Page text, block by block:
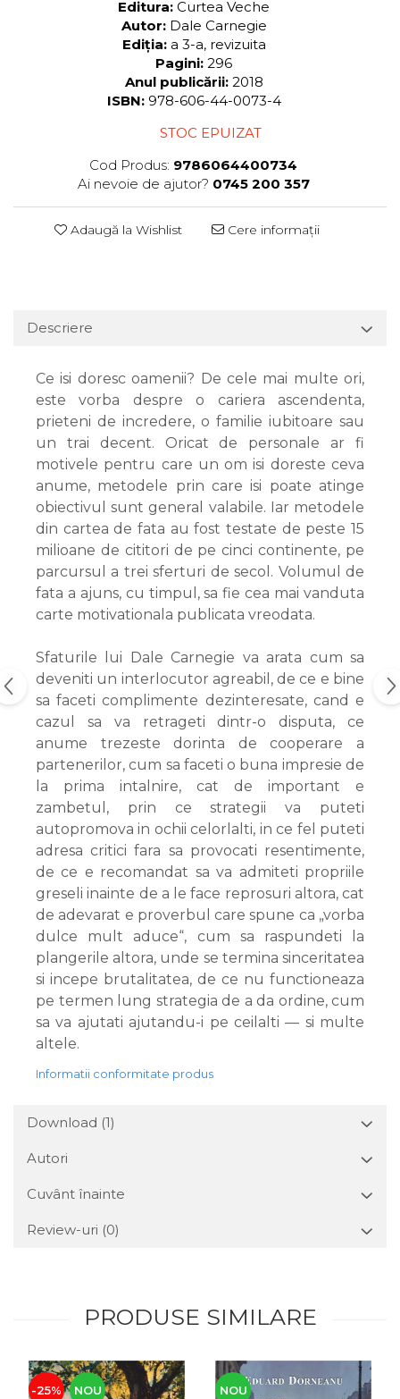
Editura: Curtea Veche
Autor: Dale Carnegie
Ediția: a 3-a, revizuita
Pagini: 296
Anul publicării: 2018
ISBN: 978-606-44-0073-4
STOC EPUIZAT
Cod Produs: 9786064400734
Ai nevoie de ajutor? 0745 200 357
Adaugă la Wishlist Cere informații
Descriere
Ce isi doresc oamenii? De cele mai multe ori,
este vorba despre o cariera ascendenta,
prieteni de incredere, o familie iubitoare sau
un trai decent. Oricat de personale ar fi
motivele pentru care un om isi doreste ceva
anume, metodele prin care isi poate atinge
obiectivul sunt general valabile. Iar metodele
din cartea de fata au fost testate de peste 15
milioane de cititori de pe cinci continente, pe
parcursul a trei sferturi de secol. Volumul de
fata a ajuns, cu timpul, sa fie cea mai vanduta
carte motivationala publicata vreodata.
Sfaturile lui Dale Carnegie va arata cum sa
deveniti un interlocutor agreabil, de ce e bine
sa faceti complimente dezinteresate, cand e
cazul sa va retrageti dintr-o disputa, ce
anume trezeste dorinta de cooperare a
partenerilor, cum sa faceti o buna impresie de
la prima intalnire, cat de important e
zambetul, prin ce strategii va puteti
autopromova in ochii celorlalti, in ce fel puteti
adresa critici fara sa provocati resentimente,
de ce e recomandat sa va admiteti propriile
greseli inainte de a le face reprosuri altora, cat
de adevarat e proverbul care spune ca „vorba
dulce mult aduce“, cum sa raspundeti la
plangerile altora, unde se termina sinceritatea
si incepe brutalitatea, de ce nu functioneaza
pe termen lung strategia de a da ordine, cum
sa va ajutati ajutandu-i pe ceilalti — si multe
altele.
Informatii conformitate produs
Download (1)
Autori
Cuvânt înainte
Review-uri (0)
PRODUSE SIMILARE
-25% NOU NOU